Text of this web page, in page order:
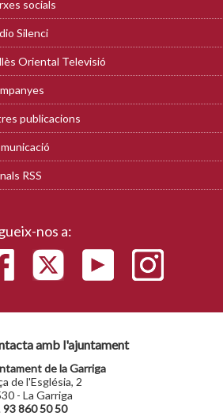
socials
Silenci
Oriental Televisió
publicacions
RSS
nos a:
amb l'ajuntament
de la Garriga
de l'Església, 2
- La Garriga
93 860 50 50